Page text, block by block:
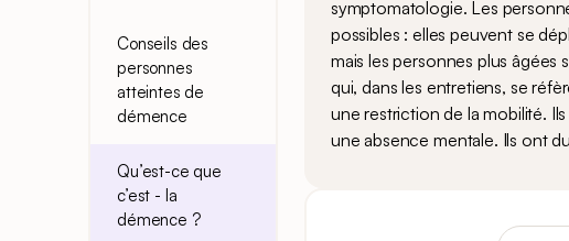
Conseils des
personnes
atteintes de
démence
Qu’est-ce que
c’est - la
démence ?
symptomatologie. Les
possibles : elles peuvent se
mais les personnes plus
qui, dans les entretiens, se
une restriction de la mobilité.
une absence mentale. Ils ont